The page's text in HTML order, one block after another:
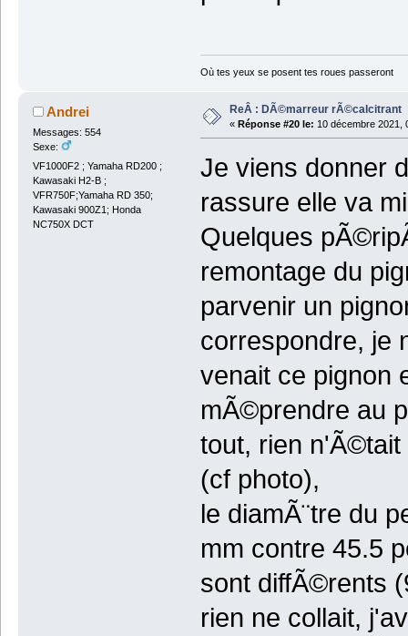
Où tes yeux se posent tes roues passeront
Andrei
Messages: 554
Sexe:
VF1000F2 ; Yamaha RD200 ;
Kawasaki H2-B ;
VFR750F;Yamaha RD 350;
Kawasaki 900Z1; Honda
NC750X DCT
ReÂ : DÃ©marreur rÃ©calcitrant
« Réponse #20 le: 10 décembre 2021,
Je viens donner
rassure elle va
Quelques
remontage du
parvenir un
correspondre, je
venait ce pignon
mÃ©prendre au
tout, rien
(cf photo),
le diamÃ¨tre du
mm contre 45.5
sont diffÃ©rents
rien ne collait,